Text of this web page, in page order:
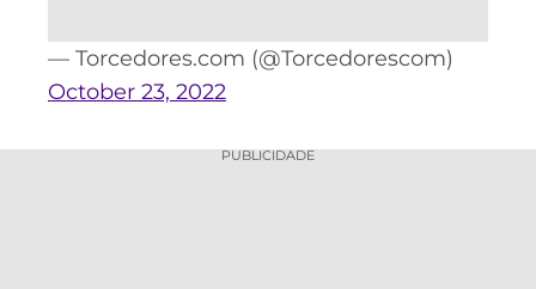
— Torcedores.com (@Torcedorescom)
October 23, 2022
PUBLICIDADE